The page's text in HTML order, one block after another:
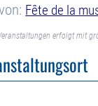
Fête de la
erfolgt mit